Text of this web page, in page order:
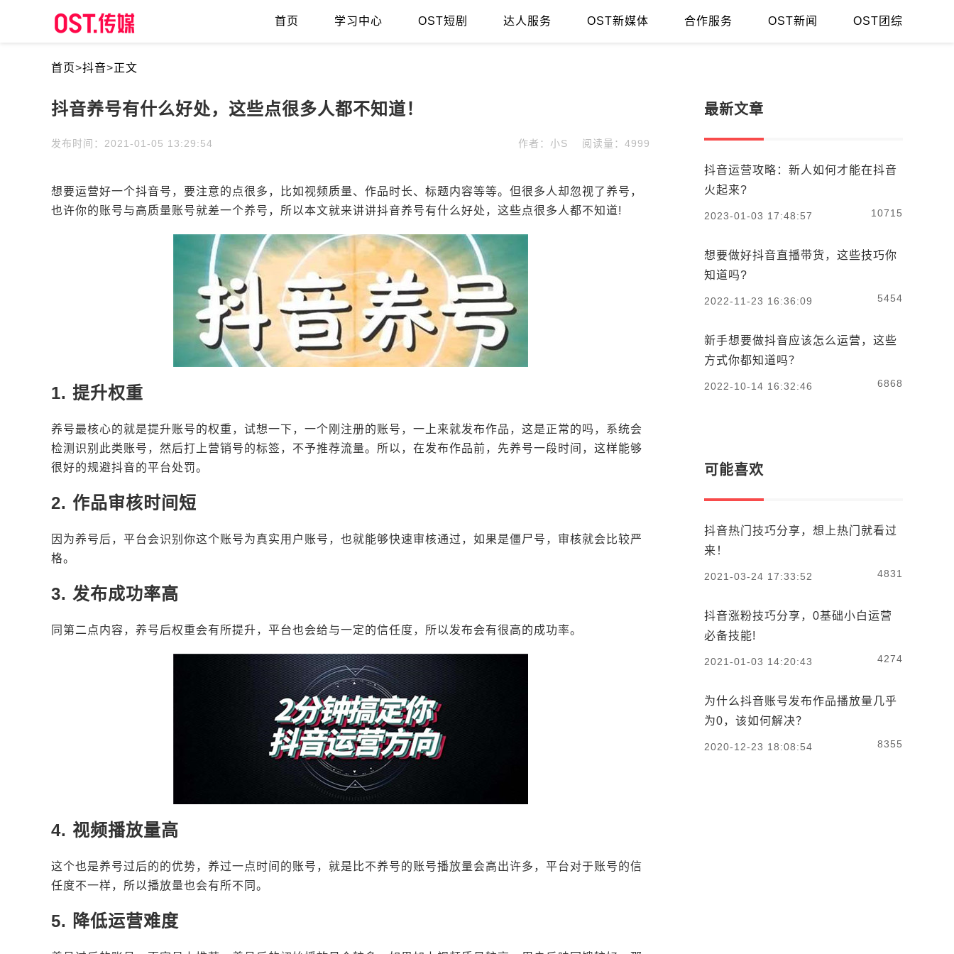
首页 学习中心 OST短剧 达人服务 OST新媒体 合作服务 OST新闻 OST团综
首页>抖音>正文
抖音养号有什么好处，这些点很多人都不知道！
发布时间：2021-01-05 13:29:54 阅读量：4999
作者：小S
想要运营好一个抖音号，要注意的点很多，比如视频质量、作品时长、标题内容等等。但很多人却忽视了养号，
也许你的账号与高质量账号就差一个养号，所以本文就来讲讲抖音养号有什么好处，这些点很多人都不知道!
1. 提升权重
养号最核心的就是提升账号的权重，试想一下，一个刚注册的账号，一上来就发布作品，这是正常的吗，系统会
检测识别此类账号，然后打上营销号的标签，不予推荐流量。所以，在发布作品前，先养号一段时间，这样能够
很好的规避抖音的平台处罚。
2. 作品审核时间短
因为养号后，平台会识别你这个账号为真实用户账号，也就能够快速审核通过，如果是僵尸号，审核就会比较严
格。
3. 发布成功率高
同第二点内容，养号后权重会有所提升，平台也会给与一定的信任度，所以发布会有很高的成功率。
4. 视频播放量高
这个也是养号过后的的优势，养过一点时间的账号，就是比不养号的账号播放量会高出许多，平台对于账号的信
任度不一样，所以播放量也会有所不同。
5. 降低运营难度
最新文章
抖音运营攻略：新人如何才能在抖音
火起来?
2023-01-03 17:48:57 10715
想要做好抖音直播带货，这些技巧你
知道吗?
2022-11-23 16:36:09 5454
新手想要做抖音应该怎么运营，这些
方式你都知道吗？
2022-10-14 16:32:46 6868
可能喜欢
抖音热门技巧分享，想上热门就看过
来！
2021-03-24 17:33:52 4831
抖音涨粉技巧分享，0基础小白运营
必备技能!
2021-01-03 14:20:43 4274
为什么抖音账号发布作品播放量几乎
为0，该如何解决？
2020-12-23 18:08:54 8355